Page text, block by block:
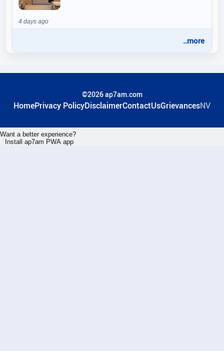
4 days ago
..more
©2026 ap7am.com
HomePrivacy PolicyDisclaimerContactUsGrievancesNV
Want a better experience?
Install ap7am PWA app